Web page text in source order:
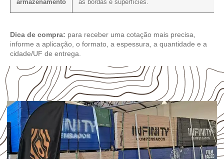
armazenamento
as bordas e superfícies.
Dica de compra: para receber uma cotação mais precisa,
informe a aplicação, o formato, a espessura, a quantidade e a
cidade/UF de entrega.